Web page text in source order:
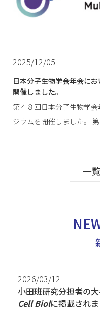
2025/12/05
日本分子生物学会年会に
開催しました。
第４８回日本分子生物学
ジウムを開催しました。
2026/03/12
小田班研究分担者の
Cell Biolに掲載されま